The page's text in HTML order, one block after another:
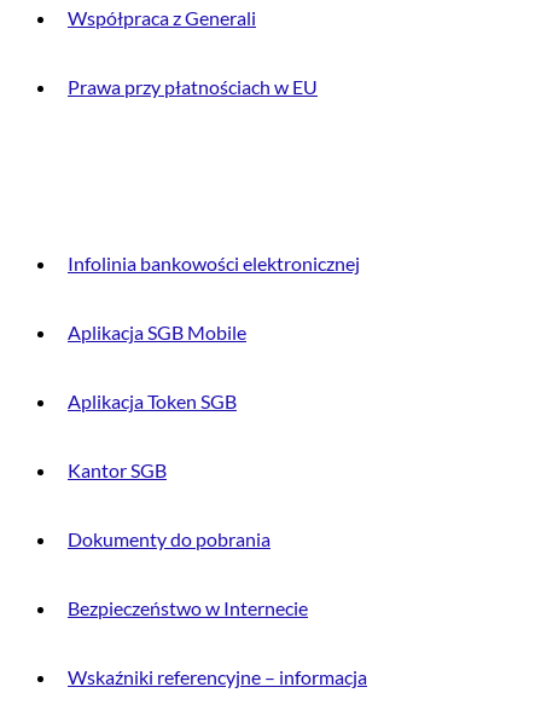
Współpraca z Generali
Prawa przy płatnościach w EU
Infolinia bankowości elektronicznej
Aplikacja SGB Mobile
Aplikacja Token SGB
Kantor SGB
Dokumenty do pobrania
Bezpieczeństwo w Internecie
Wskaźniki referencyjne – informacja